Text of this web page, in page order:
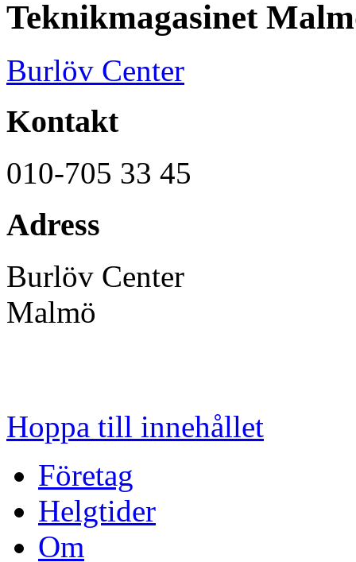
Teknikmagasinet
Burlöv Center
Kontakt
010-705 33 45
Adress
Burlöv Center
Malmö
Hoppa till innehållet
Företag
Helgtider
Om